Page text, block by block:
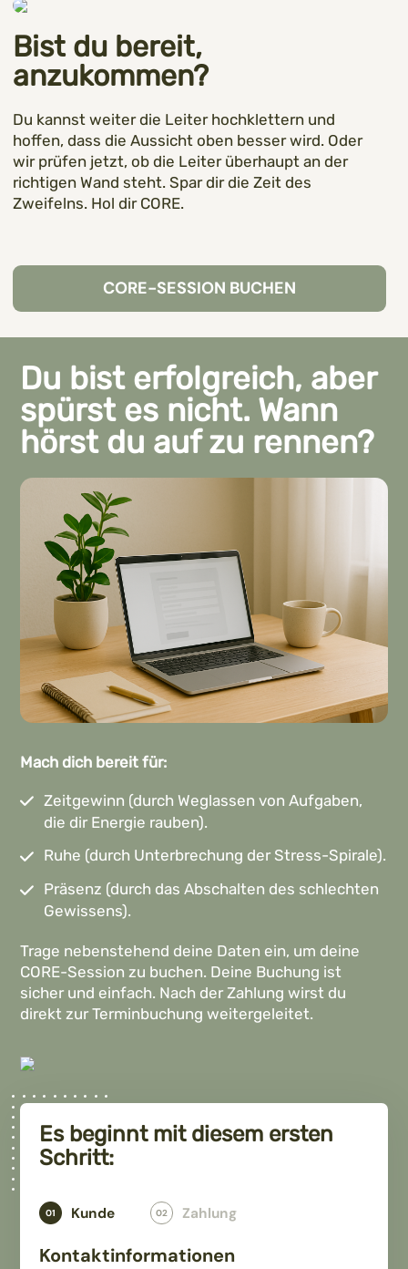
Bist du bereit,
anzukommen?
Du kannst weiter die Leiter hochklettern und
hoffen, dass die Aussicht oben besser wird. Oder
wir prüfen jetzt, ob die Leiter überhaupt an der
richtigen Wand steht. Spar dir die Zeit des
Zweifelns. Hol dir CORE.
CORE-SESSION BUCHEN
Du bist erfolgreich, aber
spürst es nicht. Wann
hörst du auf zu rennen?
Mach dich bereit für:
Zeitgewinn (durch Weglassen von Aufgaben,
die dir Energie rauben).
Ruhe (durch Unterbrechung der Stress-Spirale).
Präsenz (durch das Abschalten des schlechten
Gewissens).
Trage nebenstehend deine Daten ein, um deine
CORE-Session zu buchen. Deine Buchung ist
sicher und einfach. Nach der Zahlung wirst du
direkt zur Terminbuchung weitergeleitet.
Es beginnt mit diesem ersten
Schritt:
01 Kunde 02 Zahlung
Kontaktinformationen